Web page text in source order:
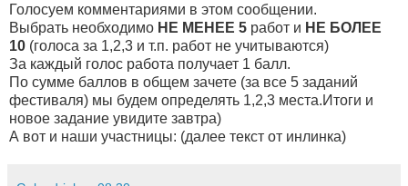
Голосуем комментариями в этом сообщении.
Выбрать необходимо НЕ МЕНЕЕ 5 работ и НЕ БОЛЕЕ
10 (голоса за 1,2,3 и т.п. работ не учитываются)
За каждый голос работа получает 1 балл.
По сумме баллов в общем зачете (за все 5 заданий
фестиваля) мы будем определять 1,2,3 места.Итоги и
новое задание увидите завтра)
А вот и наши участницы: (далее текст от инлинка)